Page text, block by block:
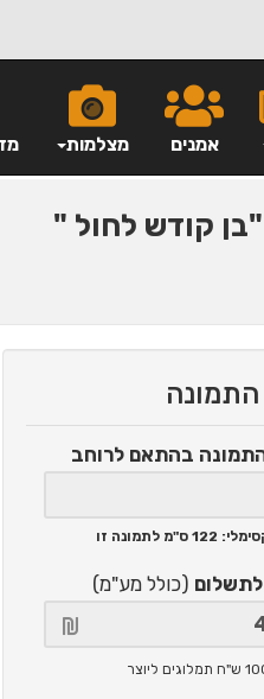
מצלמות אמנים
"בן קודש לחול "
בהתאם לרוחב
122 ס"מ לתמונה זו
(כולל מע"מ)